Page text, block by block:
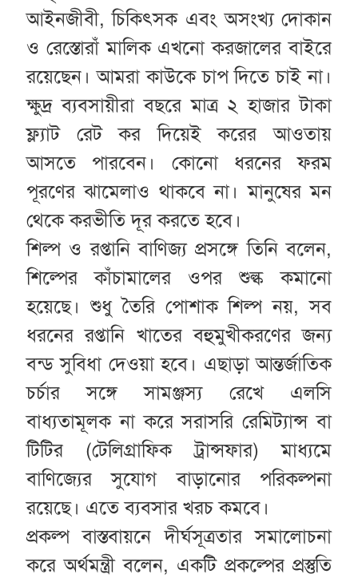
আইনজীবী, চিকিৎসক এবং অসংখ্য দোকান
ও রেস্তোরাঁ মালিক এখনো করজালের বাইরে
রয়েছেন। আমরা কাউকে চাপ দিতে চাই না।
ক্ষুদ্র ব্যবসায়ীরা বছরে মাত্র ২ হাজার টাকা
ফ্ল্যাট রেট কর দিয়েই করের আওতায়
আসতে পারবেন। কোনো ধরনের ফরম
পূরণের ঝামেলাও থাকবে না। মানুষের মন
থেকে করভীতি দূর করতে হবে।
শিল্প ও রপ্তানি বাণিজ্য প্রসঙ্গে তিনি বলেন,
শিল্পের কাঁচামালের ওপর শুল্ক কমানো
হয়েছে। শুধু তৈরি পোশাক শিল্প নয়, সব
ধরনের রপ্তানি খাতের বহুমুখীকরণের জন্য
বন্ড সুবিধা দেওয়া হবে। এছাড়া আন্তর্জাতিক
চর্চার সঙ্গে সামঞ্জস্য রেখে এলসি
বাধ্যতামূলক না করে সরাসরি রেমিট্যান্স বা
টিটির (টেলিগ্রাফিক ট্রান্সফার) মাধ্যমে
বাণিজ্যের সুযোগ বাড়ানোর পরিকল্পনা
রয়েছে। এতে ব্যবসার খরচ কমবে।
প্রকল্প বাস্তবায়নে দীর্ঘসূত্রতার সমালোচনা
করে অর্থমন্ত্রী বলেন, একটি প্রকল্পের প্রস্তুতি